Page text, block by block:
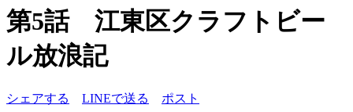
第5話 江東区クラフトビー
ル放浪記
シェアする LINEで送る ポスト